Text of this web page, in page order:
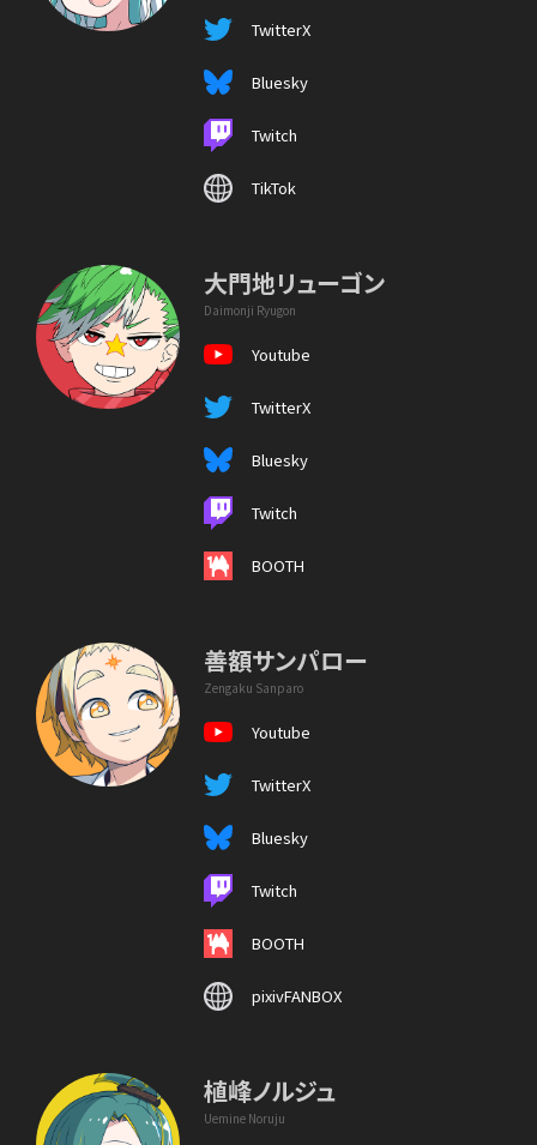
TwitterX
Bluesky
Twitch
TikTok
大門地リューゴン
Daimonji Ryugon
Youtube
TwitterX
Bluesky
Twitch
BOOTH
善額サンパロー
Zengaku Sanparo
Youtube
TwitterX
Bluesky
Twitch
BOOTH
pixivFANBOX
植峰ノルジュ
Uemine Noruju